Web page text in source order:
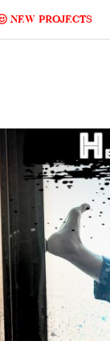
NEW PROJECTS